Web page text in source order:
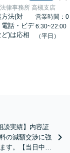
律事務所 高槻支店
方法(対
電話・ビデ
ど)は応相
営業時間：0
6:30~22:00
（平日）
談実績】内容証
の減額交渉に強
す。【当日中の